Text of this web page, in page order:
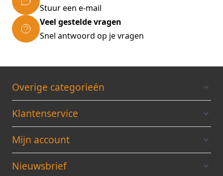
Stuur een e-mail
Veel gestelde vragen
Snel antwoord op je vragen
Overige categorieén
Klantenservice
Mijn account
Nieuwsbrief